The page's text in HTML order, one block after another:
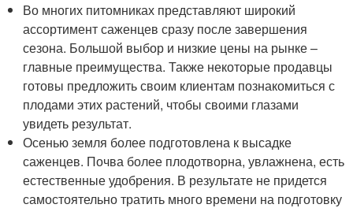
Во многих питомниках представляют широкий
ассортимент саженцев сразу после завершения
сезона. Большой выбор и низкие цены на рынке –
главные преимущества. Также некоторые продавцы
готовы предложить своим клиентам познакомиться с
плодами этих растений, чтобы своими глазами
увидеть результат.
Осенью земля более подготовлена к высадке
саженцев. Почва более плодотворна, увлажнена, есть
естественные удобрения. В результате не придется
самостоятельно тратить много времени на подготовку